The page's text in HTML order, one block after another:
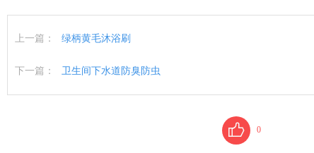
上一篇： 绿柄黄毛沐浴刷
下一篇： 卫生间下水道防臭防虫
0